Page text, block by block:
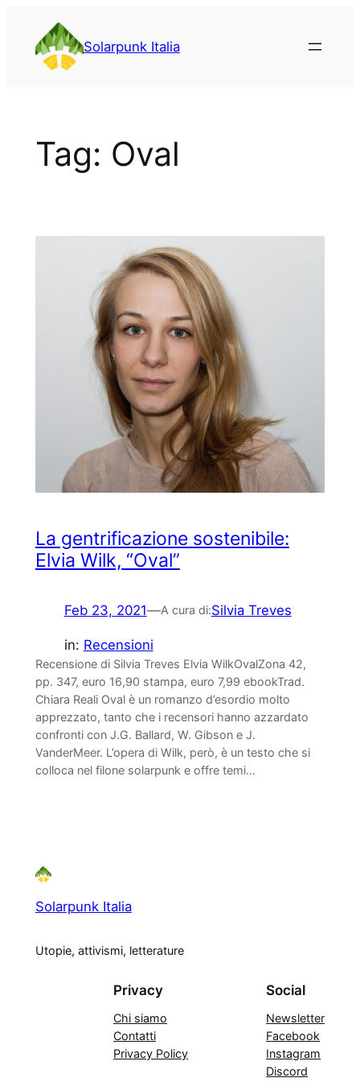
contenuto
Solarpunk Italia
Tag: Oval
La gentrificazione sostenibile:
Elvia Wilk, “Oval”
Feb 23, 2021—A cura di:Silvia Treves
in: Recensioni
Recensione di Silvia Treves Elvia WilkOvalZona 42,
pp. 347, euro 16,90 stampa, euro 7,99 ebookTrad.
Chiara Reali Oval è un romanzo d’esordio molto
apprezzato, tanto che i recensori hanno azzardato
confronti con J.G. Ballard, W. Gibson e J.
VanderMeer. L’opera di Wilk, però, è un testo che si
colloca nel filone solarpunk e offre temi…
Solarpunk Italia
Utopie, attivismi, letterature
Privacy
Chi siamo
Contatti
Privacy Policy
Social
Newsletter
Facebook
Instagram
Discord